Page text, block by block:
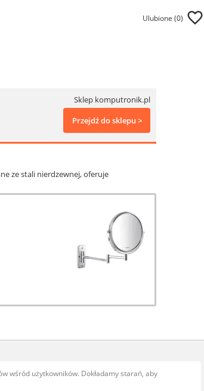
Ulubione (0)
Sklep komputronik.pl
Przejdź do sklepu >
ze stali nierdzewnej, oferuje
wśród użytkowników. Dokładamy starań, aby